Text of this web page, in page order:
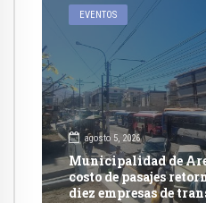
EVENTOS
agosto 5, 2026
Municipalidad de
costo de pasajes
diez empresas de